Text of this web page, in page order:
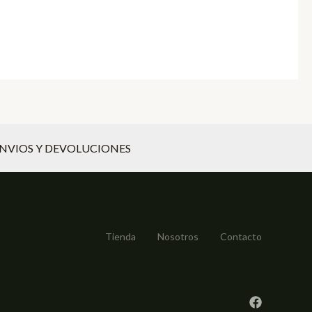
Y DEVOLUCIONES
Tienda Nosotros Contacto